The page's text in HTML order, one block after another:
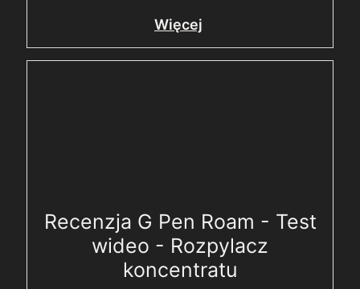
Więcej
Recenzja G Pen Roam - Test
wideo - Rozpylacz
koncentratu